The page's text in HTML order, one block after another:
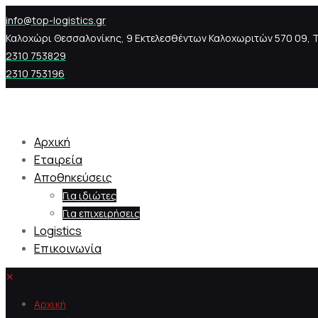
info@top-logistics.gr
Καλοχώρι Θεσσαλονίκης, 9 Εκτελεσθέντων Καλοχωριτών 570 09,
2310 753829
2310 753196
Αρχική
Εταιρεία
Αποθηκεύσεις
Για ιδιώτες
Για επιχειρήσεις
Logistics
Επικοινωνία
✕
Αρχική